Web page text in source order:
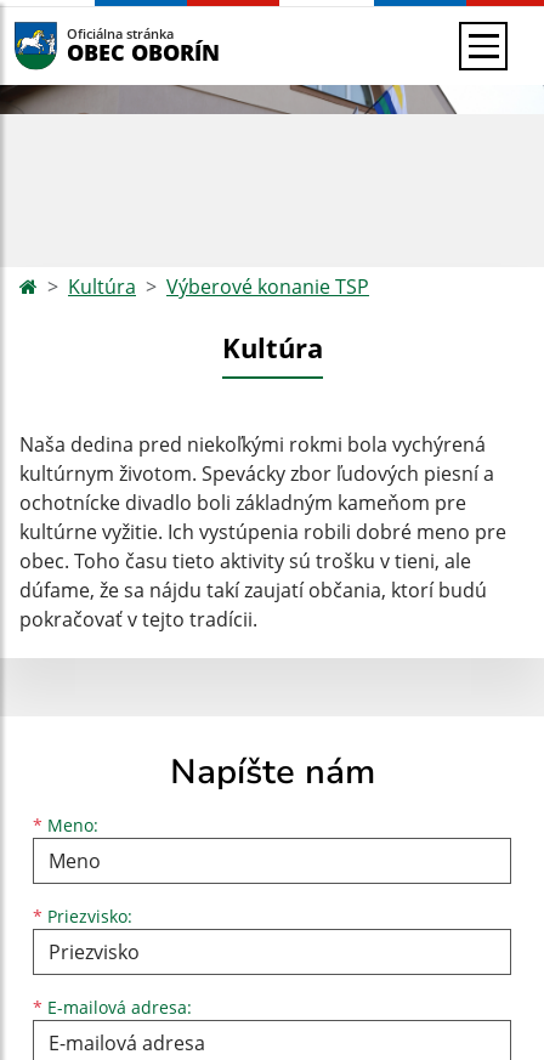
Oficiálna stránka
OBEC OBORÍN
Kultúra Výberové konanie TSP
Kultúra
Naša dedina pred niekoľkými rokmi bola vychýrená
kultúrnym životom. Spevácky zbor ľudových piesní a
ochotnícke divadlo boli základným kameňom pre
kultúrne vyžitie. Ich vystúpenia robili dobré meno pre
obec. Toho času tieto aktivity sú trošku v tieni, ale
dúfame, že sa nájdu takí zaujatí občania, ktorí budú
pokračovať v tejto tradícii.
Napíšte nám
* Meno:
Meno
* Priezvisko:
Priezvisko
* E-mailová adresa:
E-mailová adresa